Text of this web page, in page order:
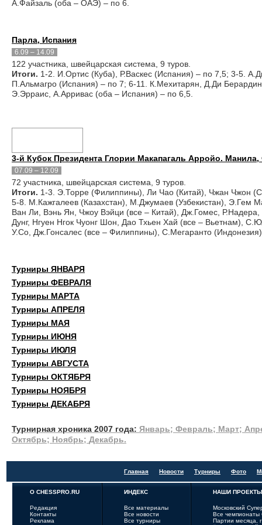
А.Файзаль (оба – ОАЭ) – по 6.
Парла, Испания
6.09 – 14.09
122 участника, швейцарская система, 9 туров.
Итоги. 1-2. И.Ортис (Куба), Р.Васкес (Испания) – по 7,5; 3-5.
П.Альмагро (Испания) – по 7; 6-11. К.Мехитарян, Д.Ди
Э.Эрраис, А.Арривас (оба – Испания) – по 6,5.
3-й Кубок Президента Глории Макапагаль Арройо.
07.09 – 12.09
72 участника, швейцарская система, 9 туров.
Итоги. 1-3. Э.Торре (Филиппины), Ли Чао (Китай), Чжан Чжон
5-8. М.Кажгалеев (Казахстан), М.Джумаев (Узбекистан),
Ван Ли, Вэнь Ян, Чжоу Вэйци (все – Китай), Дж.Гомес,
Дунг, Нгуен Нгок Чуонг Шон, Дао Тхьен Хай (все – Вьетнам),
У.Со, Дж.Гонсалес (все – Филиппины), С.Мегаранто
Турниры ЯНВАРЯ
Турниры ФЕВРАЛЯ
Турниры МАРТА
Турниры АПРЕЛЯ
Турниры МАЯ
Турниры ИЮНЯ
Турниры ИЮЛЯ
Турниры АВГУСТА
Турниры ОКТЯБРЯ
Турниры НОЯБРЯ
Турниры ДЕКАБРЯ
Турнирная хроника 2007 года: Январь; Февраль; Март;
Октябрь; Ноябрь; Декабрь.
Главная Новости Турниры Фото
О CHESSPRO.RU
Редакция
Контакты
Реклама
ИНДЕКС
Все материалы
Все новости
Все турниры
НАШИ ПРОЕКТЫ
Московский
Все
Партии месяца,